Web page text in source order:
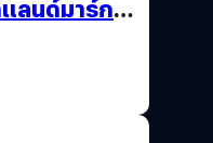
ลนด์มาร์ก